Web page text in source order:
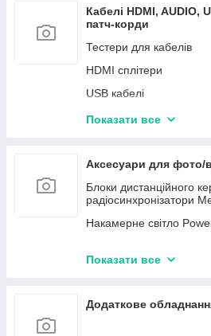
Кабелі HDMI, AUDIO,
патч-корди
Тестери для кабелів
HDMI сплітери
USB кабелі
HDMI кабелі
Відео кабелі
Карти відеозахоплення
Показати все
Аксесуари для фото/
Блоки дистанційного
радіосинхронізатори
Накамерне світло
Показати все
Додаткове